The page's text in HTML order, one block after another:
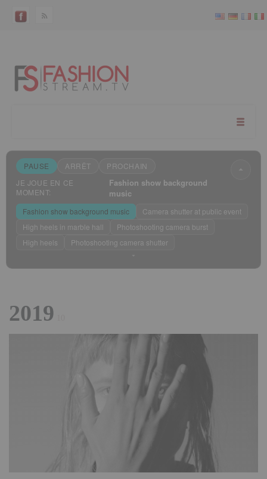
PAUSE ARRÊT
PROCHAIN
JE JOUE EN CE
MOMENT:
Fashion show background
music
Fashion show background music
Camera shutter at public event
High heels in marble hall
Photoshooting camera burst
High heels
Photoshooting camera shutter
Mode veille ?
2019